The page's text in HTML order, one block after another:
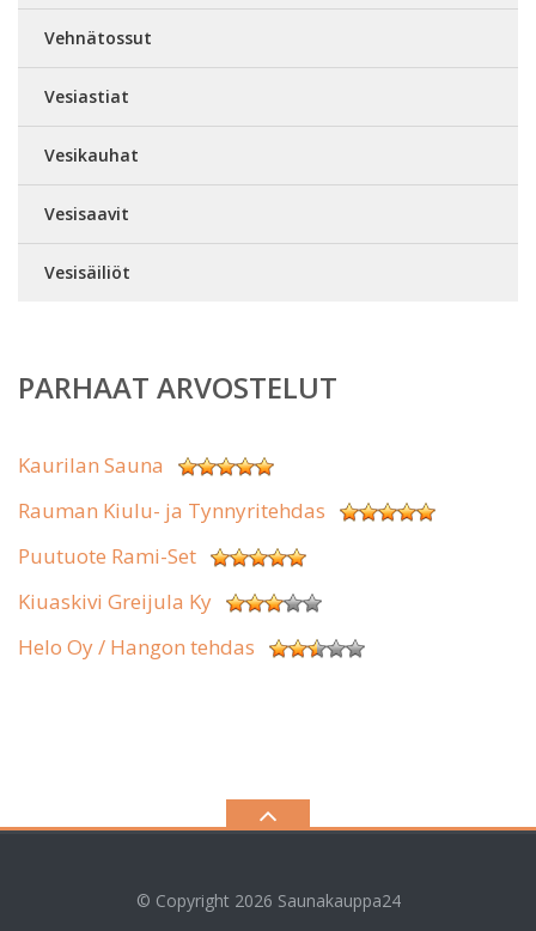
Vehnätossut
Vesiastiat
Vesikauhat
Vesisaavit
Vesisäiliöt
PARHAAT ARVOSTELUT
Kaurilan Sauna
Rauman Kiulu- ja Tynnyritehdas
Puutuote Rami-Set
Kiuaskivi Greijula Ky
Helo Oy / Hangon tehdas
© Copyright 2026 Saunakauppa24